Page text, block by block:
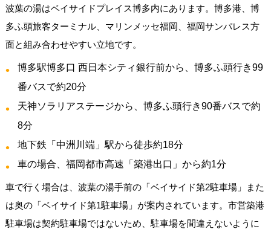
波葉の湯はベイサイドプレイス博多内にあります。博多港、博
多ふ頭旅客ターミナル、マリンメッセ福岡、福岡サンパレス方
面と組み合わせやすい立地です。
博多駅博多口 西日本シティ銀行前から、博多ふ頭行き99
番バスで約20分
天神ソラリアステージから、博多ふ頭行き90番バスで約
8分
地下鉄「中洲川端」駅から徒歩約18分
車の場合、福岡都市高速「築港出口」から約1分
車で行く場合は、波葉の湯手前の「ベイサイド第2駐車場」また
は奥の「ベイサイド第1駐車場」が案内されています。市営築港
駐車場は契約駐車場ではないため、駐車場を間違えないように